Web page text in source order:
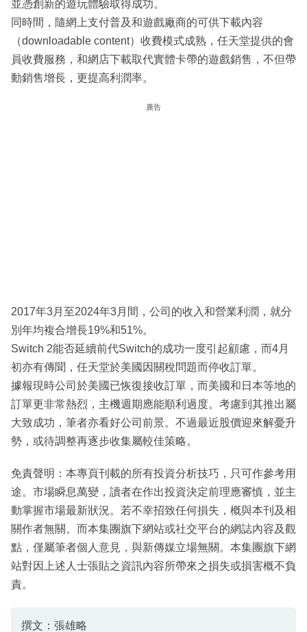
並憑創新的遊玩體驗取得成功。
同時間，隨網上支付普及和遊戲廠商的可供下載內容
（downloadable content）收費模式成熟，任天堂提供的會
員收費服務，和網店下載取代實體卡帶的遊戲銷售，不但帶
動銷售增長，更提高利潤率。
廣告
2017年3月至2024年3月間，公司的收入和營業利潤，就分
別年均複合增長19%和51%。
Switch 2能否延續前代Switch的成功一度引起顧慮，而4月
初亦有傳聞，任天堂於美國因關稅問題而停收訂單。
據報現時公司於美國已恢復接收訂單，而美國和日本等地的
訂單更非常熱烈，主機週期應能順利過度。考慮到其推出屬
大致成功，筆者亦看好公司前景。不過最近股價迎來解憂升
勢，或待調整再逐步收集屬較佳策略。
免責聲明：本專頁刊載的所有投資分析技巧，只可作參考用
途。市場瞬息萬變，讀者在作出投資決定前理應審慎，並主
動掌握市場最新狀況。若不幸招致任何損失，概與本刊及相
關作者無關。而本集團旗下網站或社交平台的網誌內容及觀
點，僅屬筆者個人意見，與新傳媒立場無關。本集團旗下網
站對因上述人士張貼之資訊內容所帶來之損失或損害概不負
責。
撰文：張雄略